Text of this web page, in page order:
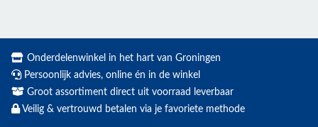
Onderdelenwinkel in het hart van Groningen
Persoonlijk advies, online én in de winkel
Groot assortiment direct uit voorraad leverbaar
Veilig & vertrouwd betalen via je favoriete methode